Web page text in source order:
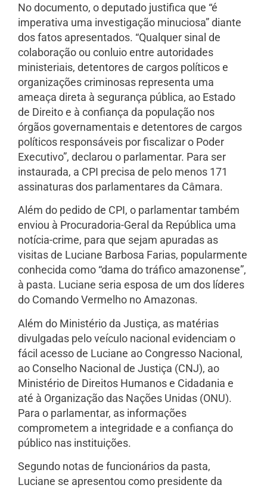
No documento, o deputado justifica que “é
imperativa uma investigação minuciosa” diante
dos fatos apresentados. “Qualquer sinal de
colaboração ou conluio entre autoridades
ministeriais, detentores de cargos políticos e
organizações criminosas representa uma
ameaça direta à segurança pública, ao Estado
de Direito e à confiança da população nos
órgãos governamentais e detentores de cargos
políticos responsáveis por fiscalizar o Poder
Executivo”, declarou o parlamentar. Para ser
instaurada, a CPI precisa de pelo menos 171
assinaturas dos parlamentares da Câmara.
Além do pedido de CPI, o parlamentar também
enviou à Procuradoria-Geral da República uma
notícia-crime, para que sejam apuradas as
visitas de Luciane Barbosa Farias, popularmente
conhecida como “dama do tráfico amazonense”,
à pasta. Luciane seria esposa de um dos líderes
do Comando Vermelho no Amazonas.
Além do Ministério da Justiça, as matérias
divulgadas pelo veículo nacional evidenciam o
fácil acesso de Luciane ao Congresso Nacional,
ao Conselho Nacional de Justiça (CNJ), ao
Ministério de Direitos Humanos e Cidadania e
até à Organização das Nações Unidas (ONU).
Para o parlamentar, as informações
comprometem a integridade e a confiança do
público nas instituições.
Segundo notas de funcionários da pasta,
Luciane se apresentou como presidente da